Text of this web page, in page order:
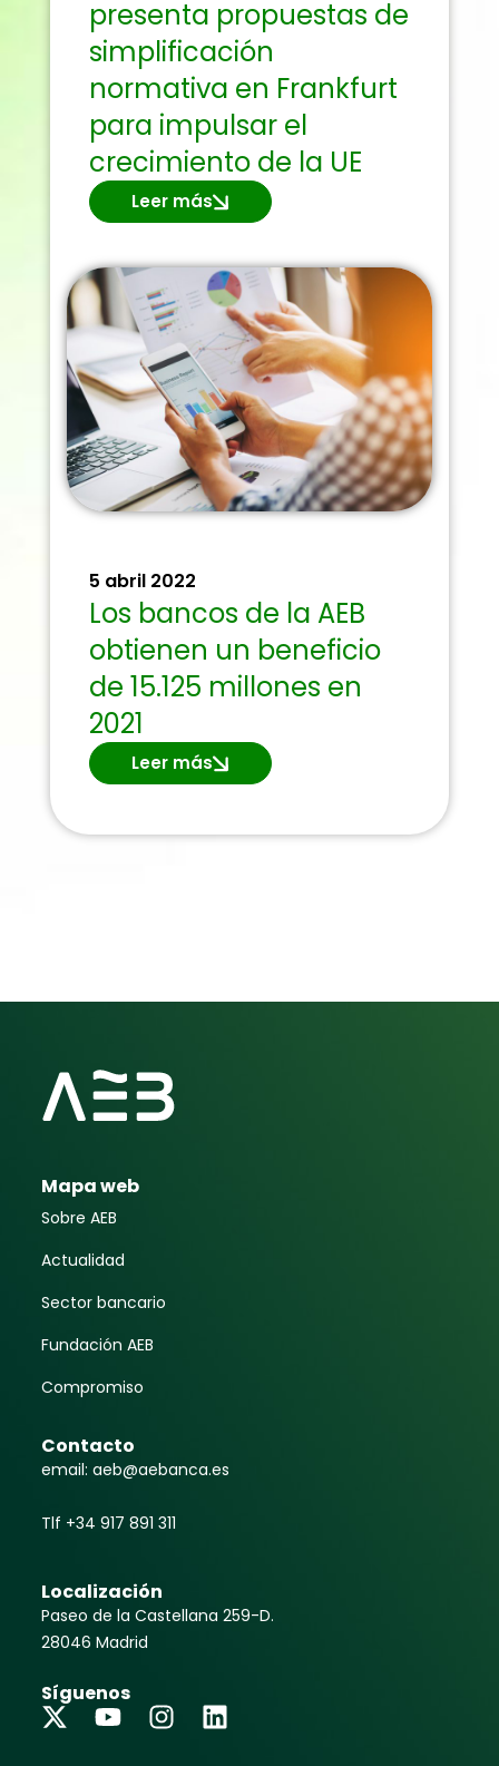
presenta propuestas de
simplificación
normativa en Frankfurt
para impulsar el
crecimiento de la UE
Leer más
5 abril 2022
Los bancos de la AEB
obtienen un beneficio
de 15.125 millones en
2021
Leer más
Mapa web
Sobre AEB
Actualidad
Sector bancario
Fundación AEB
Compromiso
Contacto
email: aeb@aebanca.es
Tlf +34 917 891 311
Localización
Paseo de la Castellana 259-D.
28046 Madrid
Síguenos